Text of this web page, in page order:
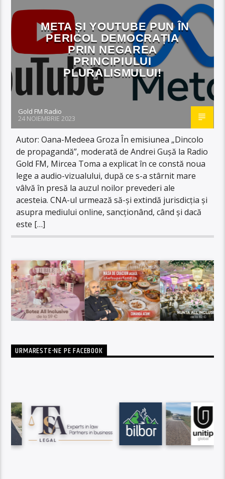
META ȘI YOUTUBE PUN ÎN
PERICOL DEMOCRAȚIA
PRIN NEGAREA
PRINCIPIULUI
PLURALISMULUI!
Gold FM Radio
24 NOIEMBRIE 2023
Autor: Oana-Medeea Groza În emisiunea „Dincolo
de propagandă”, moderată de Andrei Gușă la Radio
Gold FM, Mircea Toma a explicat în ce constă noua
lege a audio-vizualului, după ce s-a stârnit mare
vâlvă în presă la auzul noilor prevederi ale
acesteia. CNA-ul urmează să-și extindă jurisdicția și
asupra mediului online, sancționând, când și dacă
este […]
URMARESTE-NE PE FACEBOOK